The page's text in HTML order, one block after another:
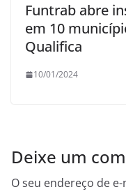
Funtrab abre
em 10
Qualifica
10/01/2024
Deixe um
O seu endereço de